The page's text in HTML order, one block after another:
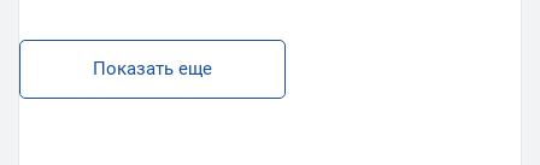
Показать еще